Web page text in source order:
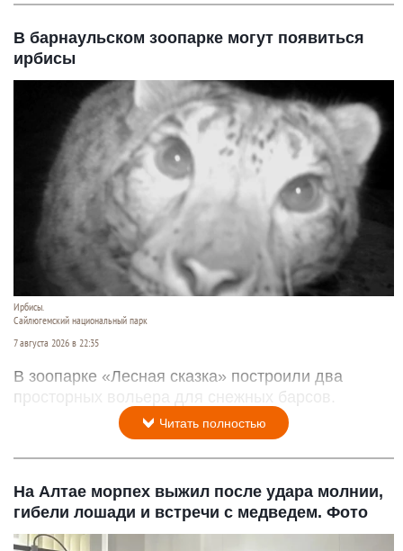
В барнаульском зоопарке могут появиться
ирбисы
Ирбисы.
Сайлюгемский национальный парк
7 августа 2026 в 22:35
В зоопарке «Лесная сказка» построили два
просторных вольера для снежных барсов.
Читать полностью
На Алтае морпех выжил после удара молнии,
гибели лошади и встречи с медведем. Фото